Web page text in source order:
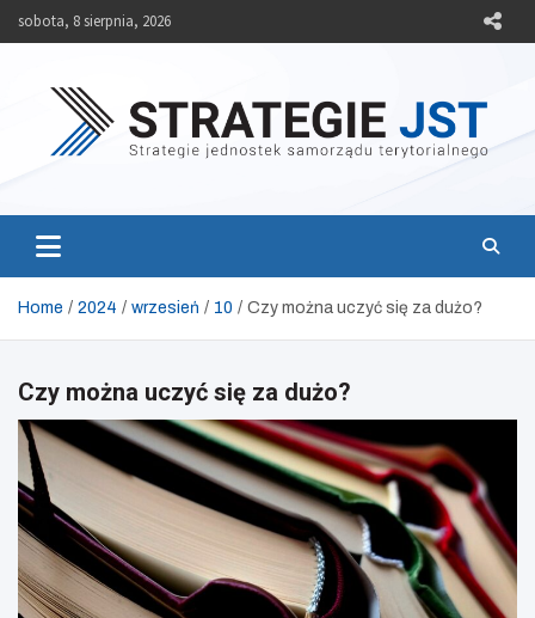
sobota, 8 sierpnia, 2026
Strategie JST
Home 2024 wrzesień 10 Czy można uczyć się za dużo?
Czy można uczyć się za dużo?